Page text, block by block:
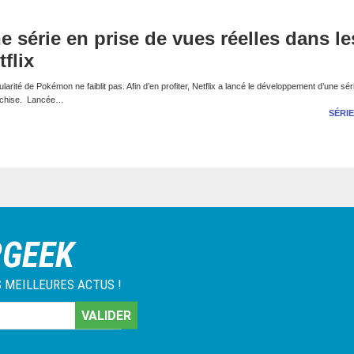
série en prise de vues réelles dans
de Pokémon ne faiblit pas. Afin d’en profiter, Netflix a lancé le développement d’une
Lancée…
ACTUS !